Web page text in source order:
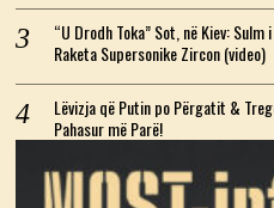
“U Drodh Toka” Sot, në Kiev:
Raketa Supersonike Zircon (video)
Lëvizja që Putin po Përgatit &
Pahasur më Parë!